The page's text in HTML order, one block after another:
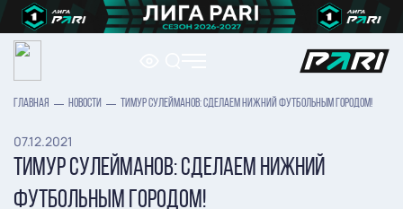
ГЛАВНАЯ НОВОСТИ ТИМУР СУЛЕЙМАНОВ: СДЕЛАЕМ НИЖНИЙ ФУТБОЛЬНЫМ ГОРОДОМ!
07.12.2021
ТИМУР СУЛЕЙМАНОВ: СДЕЛАЕМ НИЖНИЙ
ФУТБОЛЬНЫМ ГОРОДОМ!